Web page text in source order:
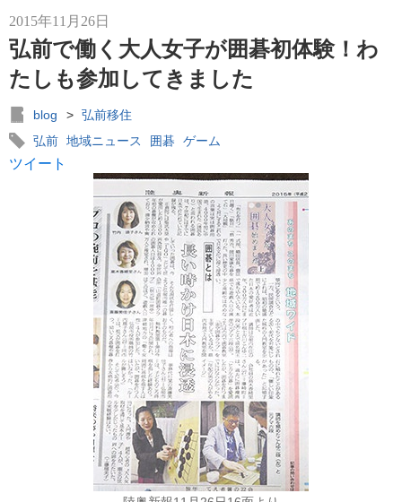
2015年11月26日
弘前で働く大人女子が囲碁初体験！わ
たしも参加してきました
blog > 弘前移住
弘前 地域ニュース 囲碁 ゲーム
ツイート